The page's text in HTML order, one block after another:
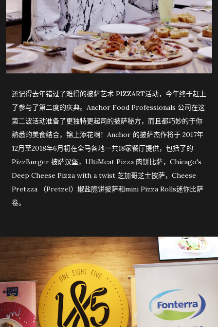
还记得去年错过了难得的披萨艺术 PIZZART活动，今年终于赶上
了参与了第二度的庆典。Anchor Food Professionals 公司在这
第二波活动准备了更独特更起司的披萨秘方，而且都巧妙的于你
熟悉的美食结合，锦上添花啊！Anchor 的披萨杰作将于 2017年
12月至2018年6月初在全马各地一共18家餐厅提供，包括了的
PizzBurger 披萨汉堡，UltiMeat Pizza 肉饼比萨，Chicago's
Deep Cheese Pizza with a twist 芝加哥芝士披萨，Cheese
Pretzza （Pretzel）椒盐脆饼披萨和mini Pizza Rolls迷你比萨
卷。